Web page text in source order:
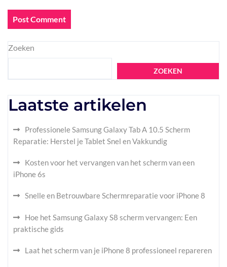
Zoeken
ZOEKEN
Laatste artikelen
Professionele Samsung Galaxy Tab A 10.5 Scherm
Reparatie: Herstel je Tablet Snel en Vakkundig
Kosten voor het vervangen van het scherm van een
iPhone 6s
Snelle en Betrouwbare Schermreparatie voor iPhone 8
Hoe het Samsung Galaxy S8 scherm vervangen: Een
praktische gids
Laat het scherm van je iPhone 8 professioneel repareren